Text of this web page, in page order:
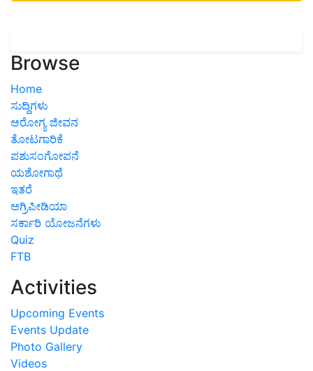
Browse
Home
ಸುದ್ದಿಗಳು
ಆರೋಗ್ಯ ಜೀವನ
ತೋಟಗಾರಿಕೆ
ಪಶುಸಂಗೋಪನೆ
ಯಶೋಗಾಥೆ
ಇತರೆ
ಅಗ್ರಿಪೀಡಿಯಾ
ಸರ್ಕಾರಿ ಯೋಜನೆಗಳು
Quiz
FTB
Activities
Upcoming Events
Events Update
Photo Gallery
Videos